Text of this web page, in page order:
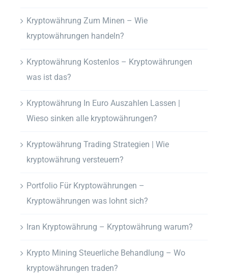
Kryptowährung Zum Minen – Wie
kryptowährungen handeln?
Kryptowährung Kostenlos – Kryptowährungen
was ist das?
Kryptowährung In Euro Auszahlen Lassen |
Wieso sinken alle kryptowährungen?
Kryptowährung Trading Strategien | Wie
kryptowährung versteuern?
Portfolio Für Kryptowährungen –
Kryptowährungen was lohnt sich?
Iran Kryptowährung – Kryptowährung warum?
Krypto Mining Steuerliche Behandlung – Wo
kryptowährungen traden?